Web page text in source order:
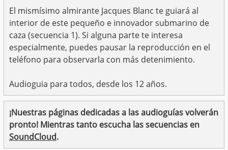
El mismísimo almirante Jacques Blanc te guiará al
interior de este pequeño e innovador submarino de
caza (secuencia 1). Si alguna parte te interesa
especialmente, puedes pausar la reproducción en el
teléfono para observarla con más detenimiento.
Audioguia para todos, desde los 12 años.
¡Nuestras páginas dedicadas a las audioguías volverán
pronto! Mientras tanto escucha las secuencias en
SoundCloud.